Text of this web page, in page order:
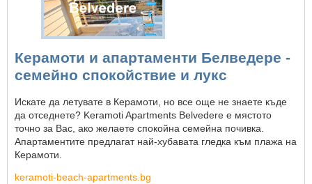
Керамоти и апартаменти Белведере -
семейно спокойствие и лукс
Искате да летувате в Керамоти, но все още не знаете къде
да отседнете? Keramoti Apartments Belvedere е мястото
точно за Вас, ако желаете спокойна семейна почивка.
Апартаментите предлагат най-хубавата гледка към плажа на
Керамоти.
keramoti-beach-apartments.bg